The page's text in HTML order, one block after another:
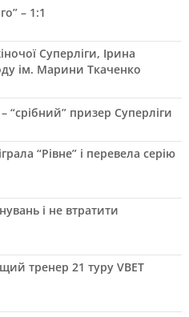
– 1:1
Суперліги, Ірина
ім. Марини Ткаченко
“срібний” призер Суперліги
“Рівне” і перевела серію
і не втратити
тренер 21 туру VBET